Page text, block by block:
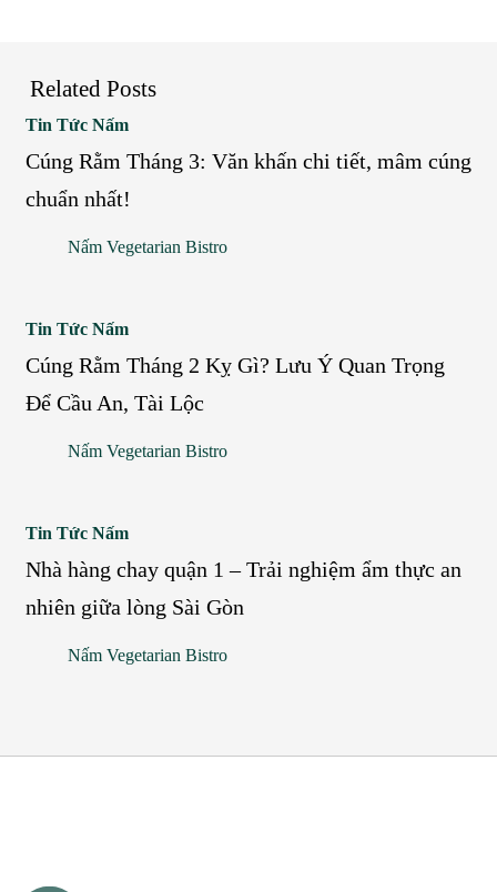
Related Posts
Tin Tức NấmCúng
Rằm
Tháng
Văn
chi
tiết,
chuẩn
Cúng Rằm Tháng 3: Văn khấn chi tiết, mâm cúng
chuẩn nhất!
Nấm Vegetarian Bistro
Tin Tức NấmCúng
Rằm
Tháng
Kỵ
Lưu
Ý
Để
Tài
Cúng Rằm Tháng 2 Kỵ Gì? Lưu Ý Quan Trọng
Để Cầu An, Tài Lộc
Nấm Vegetarian Bistro
Tin Tức NấmNhà
hàng
chay
1
Nhà hàng chay quận 1 – Trải nghiệm ẩm thực an
nhiên giữa lòng Sài Gòn
Nấm Vegetarian Bistro